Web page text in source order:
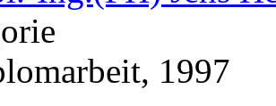
1997